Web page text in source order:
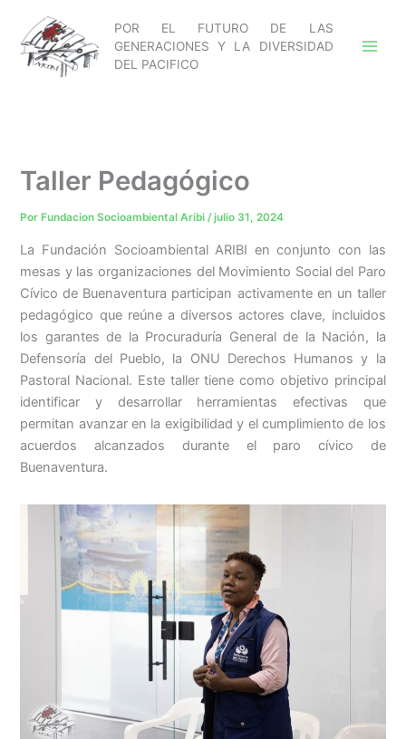
contenido
POR EL FUTURO DE LAS
GENERACIONES Y LA DIVERSIDAD
DEL PACIFICO
Taller Pedagógico
Por Fundacion Socioambiental Aribi/ julio 31, 2024
La Fundación Socioambiental ARIBI en conjunto con las
mesas y las organizaciones del Movimiento Social del Paro
Cívico de Buenaventura participan activamente en un taller
pedagógico que reúne a diversos actores clave, incluidos
los garantes de la Procuraduría General de la Nación, la
Defensoría del Pueblo, la ONU Derechos Humanos y la
Pastoral Nacional. Este taller tiene como objetivo principal
identificar y desarrollar herramientas efectivas que
permitan avanzar en la exigibilidad y el cumplimiento de los
acuerdos alcanzados durante el paro cívico de
Buenaventura.